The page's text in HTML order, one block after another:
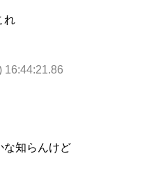
れ
16:44:21.86
な知らんけど